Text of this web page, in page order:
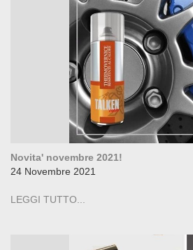
Novita' novembre 2021!
24 Novembre 2021
LEGGI TUTTO...